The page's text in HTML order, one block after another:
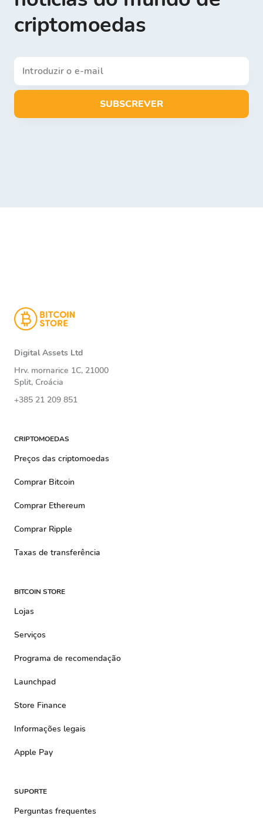
criptomoedas
SUBSCREVER
Digital Assets Ltd
Hrv. mornarice 1C, 21000
Split, Croácia
+385 21 209 851
CRIPTOMOEDAS
Preços das criptomoedas
Comprar Bitcoin
Comprar Ethereum
Comprar Ripple
Taxas de transferência
BITCOIN STORE
Lojas
Serviços
Programa de recomendação
Launchpad
Store Finance
Informações legais
Apple Pay
SUPORTE
Perguntas frequentes